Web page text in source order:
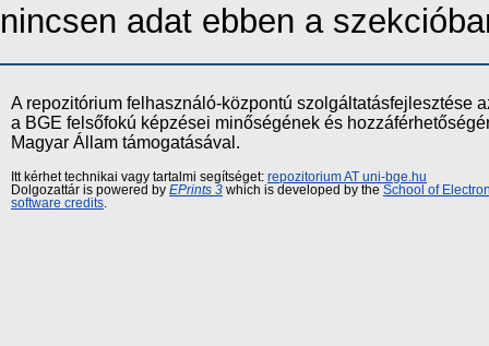
nincsen adat ebben a
A repozitórium felhasználó-központú szolgáltatásfejlesztése
a BGE felsőfokú képzései minőségének és
Magyar Állam támogatásával.
Itt kérhet technikai vagy tartalmi segítséget: repozitorium AT uni-bge.hu
Dolgozattár is powered by EPrints 3 which is developed by the School of
software credits